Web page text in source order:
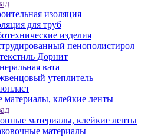
изоляция
для труб
изделия
пенополистирол
Дорнит
вата
утеплитель
материалы, клейкие ленты
материалы, клейкие ленты
материалы